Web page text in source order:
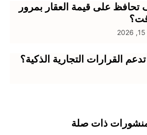
على قيمة العقار بمرور
القرارات التجارية الذكية؟
ذات صلة